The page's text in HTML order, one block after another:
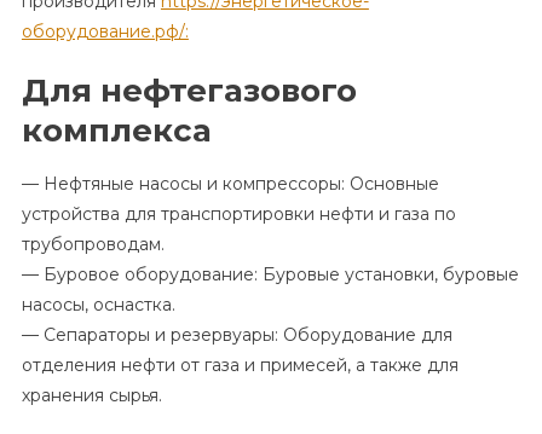
оборудование.рф/:
Для нефтегазового
комплекса
— Нефтяные насосы и компрессоры: Основные
устройства для транспортировки нефти и газа по
трубопроводам.
— Буровое оборудование: Буровые установки, буровые
насосы, оснастка.
— Сепараторы и резервуары: Оборудование для
отделения нефти от газа и примесей, а также для
хранения сырья.